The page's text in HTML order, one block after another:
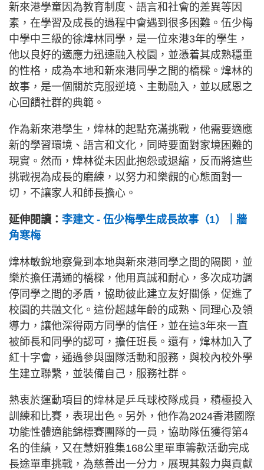
新來港學童因為教育制度、語言和社會的差異等因
素，在學習及成長的過程中會遇到很多困難。伍少梅
中學中三級的徐煒林同學，是一位來港3年的學生，
他以良好的適應力迅速融入校園，並憑着其成熟穩重
的性格，成為本地和新來港同學之間的橋樑。煒林的
故事，是一個關於克服逆境、主動融入，並以感恩之
心回饋社群的典範。
作為新來港學生，煒林的起點充滿挑戰，他需要適應
新的學習環境、語言和文化，同時要面對家境困難的
現實。然而，煒林從未因此抱怨或退縮，反而將這些
挑戰視為成長的磨練，以努力和樂觀的心態面對一
切，不讓家人和師長擔心。
延伸閱讀： 李建文 - 伍少梅學生成長故事（1）｜牆
角寒梅
煒林敏銳地察覺到本地與新來港同學之間的隔閡，並
樂於擔任溝通的橋樑，他用真誠和耐心，多次成功調
停同學之間的矛盾，協助彼此建立友好關係，促進了
校園的共融文化。這份超越年齡的成熟、同理心及領
導力，讓他深得兩方同學的信任，並在這3年來一直
被師長和同學的認可，擔任班長。還有，煒林加入了
紅十字會，通過參與團隊活動和服務，與校內校外學
生建立聯繫，並裝備自己，服務社群。
熟衷於運動項目的煒林是乒乓球校隊成員，積極投入
訓練和比賽，表現出色。另外，他作為2024香港國際
功能性體適能錦標賽團隊的一員，協助隊伍獲得第4
名的佳績，又在慧妍雅集168公里單車籌款活動完成
長途單車挑戰，為慈善出一分力，展現其毅力與貢獻